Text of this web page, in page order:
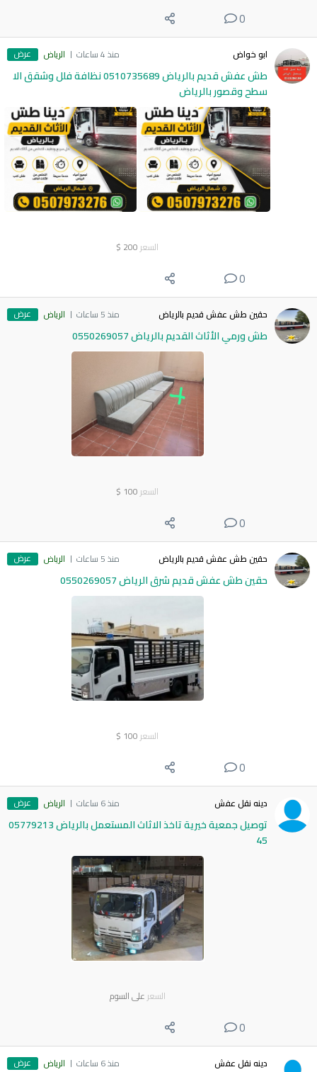
0
ابو خواض منذ 4 ساعات الرياض عرض
طش عفش قديم بالرياض 0510735689 نظافة فلل وشقق الا
سطح وقصور بالرياض
السعر 200
$
0
حقين طش عفش قديم بالرياض منذ 5 ساعات الرياض عرض
طش ورمي الأثاث القديم بالرياض 0550269057
السعر 100
$
0
حقين طش عفش قديم بالرياض منذ 5 ساعات الرياض عرض
حقين طش عفش قديم شرق الرياض 0550269057
السعر 100
$
0
دينه نقل عفش منذ 6 ساعات الرياض عرض
توصيل جمعية خيرية تاخذ الاثاث المستعمل بالرياض 05779213
45
السعر على السوم
0
دينه نقل عفش منذ 6 ساعات الرياض عرض